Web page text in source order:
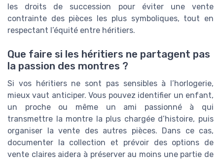
les droits de succession pour éviter une vente
contrainte des pièces les plus symboliques, tout en
respectant l’équité entre héritiers.
Que faire si les héritiers ne partagent pas
la passion des montres ?
Si vos héritiers ne sont pas sensibles à l’horlogerie,
mieux vaut anticiper. Vous pouvez identifier un enfant,
un proche ou même un ami passionné à qui
transmettre la montre la plus chargée d’histoire, puis
organiser la vente des autres pièces. Dans ce cas,
documenter la collection et prévoir des options de
vente claires aidera à préserver au moins une partie de